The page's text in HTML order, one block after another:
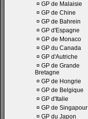
¤ GP de Malaisie
¤ GP de Chine
¤ GP de Bahrein
¤ GP d'Espagne
¤ GP de Monaco
¤ GP du Canada
¤ GP d'Autriche
¤ GP de Grande
Bretagne
¤ GP de Hongrie
¤ GP de Belgique
¤ GP d'Italie
¤ GP de Singapour
¤ GP du Japon